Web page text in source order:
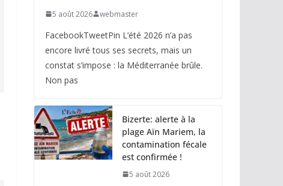
5 août 2026 webmaster
FacebookTweetPin L’été 2026 n’a pas
encore livré tous ses secrets, mais un
constat s’impose : la Méditerranée brûle.
Non pas
Bizerte: alerte à la
plage Aïn Mariem, la
contamination fécale
est confirmée !
5 août 2026